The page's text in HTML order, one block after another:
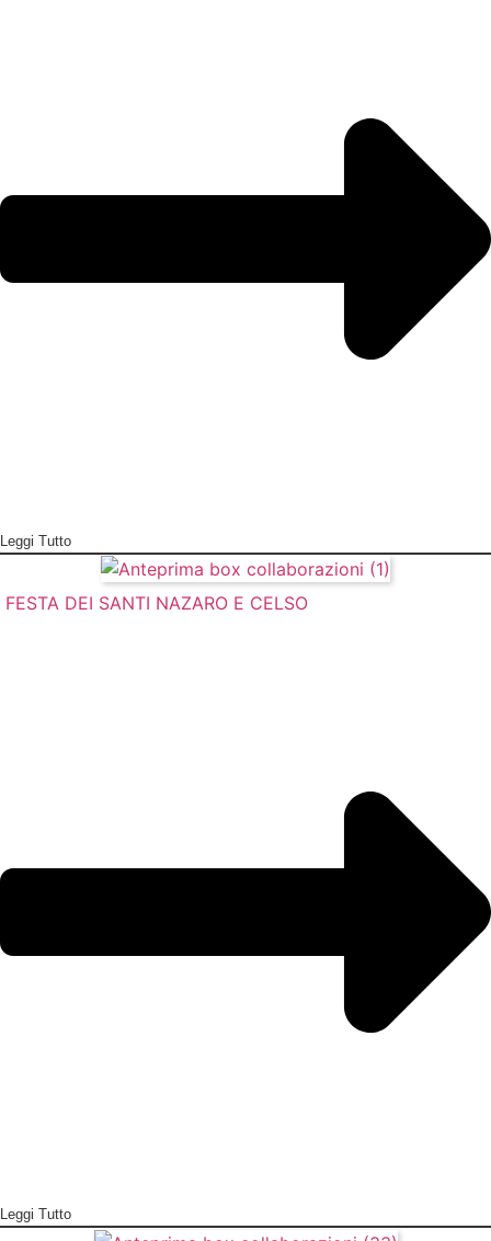
Leggi Tutto
FESTA DEI SANTI NAZARO E CELSO
Leggi Tutto